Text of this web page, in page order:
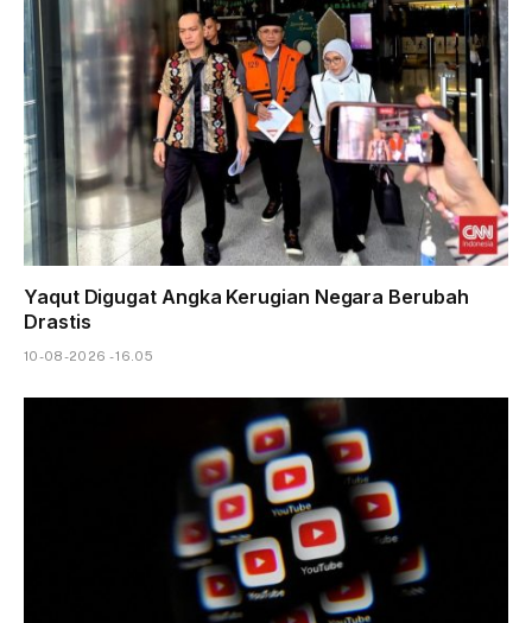
Yaqut Digugat Angka Kerugian Negara Berubah
Drastis
10-08-2026 - 16.05